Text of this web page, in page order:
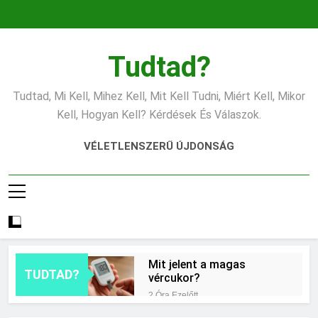
Tudtad?
Tudtad, Mi Kell, Mihez Kell, Mit Kell Tudni, Miért Kell, Mikor
Kell, Hogyan Kell? Kérdések És Válaszok.
VÉLETLENSZERŰ ÚJDONSÁG
TUDTAD?
Mit jelent a magas
vércukor?
2 Óra Ezelőtt